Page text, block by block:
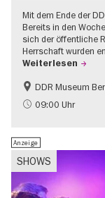
Mit dem Ende der
Bereits in den
sich der öffentliche
Herrschaft wurden
Weiterlesen
DDR-Geschichte
Politik & Gesellschaft
DDR Museum
09:00 Uhr
SHOWS
Anzeige